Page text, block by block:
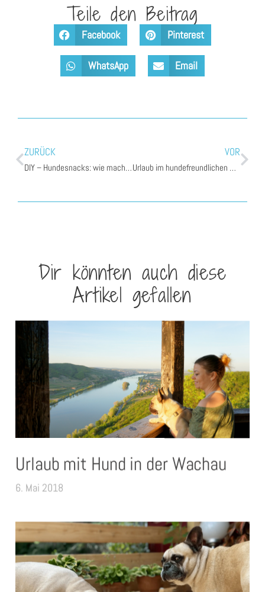
Teile den Beitrag
Facebook Pinterest
WhatsApp Email
ZURÜCK
DIY – Hundesnacks: wie mache ich Dörrfleisch für meinen Hund?
VOR
Urlaub im hundefreundlichen Wellnesshotel Larimar in Stegersbach, Burgenland
Dir könnten auch diese
Artikel gefallen
Urlaub mit Hund in der Wachau
6. Mai 2018